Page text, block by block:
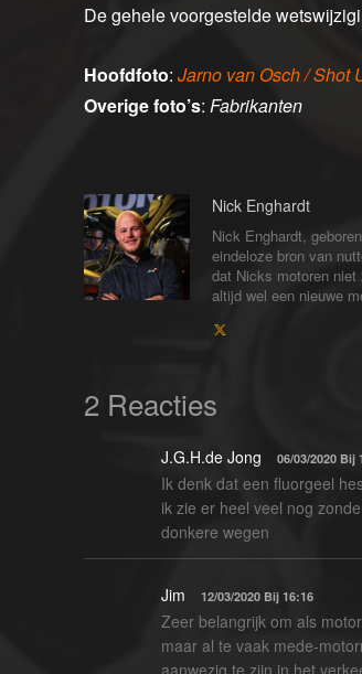
De gehele voorgestelde
Hoofdfoto: Jarno van Osch / Shot
Overige foto’s: Fabrikanten
Nick Enghardt
Nick Enghardt,
eindeloze bron van
dat Nicks motoren
altijd wel een nieuwe
2 Reacties
J.G.H.de Jong 06/03/2020 Bij
Ik denk dat een fluorgeel
ik zie er heel veel nog
donkere wegen
Jim 12/03/2020 Bij 16:16
Zeer belangrijk om als
maar al te vaak mede-
aanwezig te zijn in het